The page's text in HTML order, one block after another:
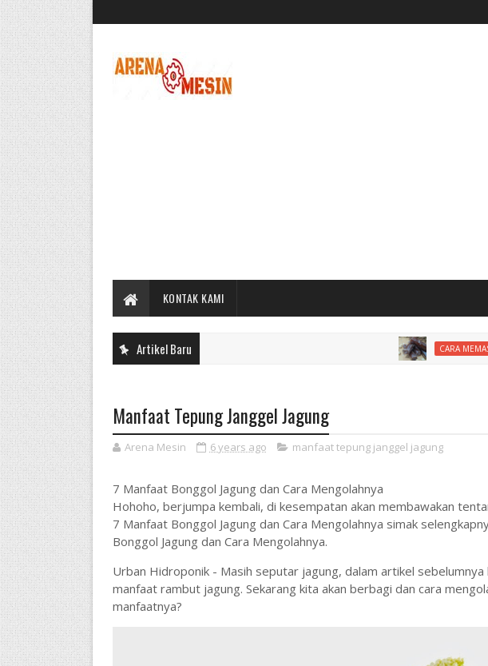
KONTAK KAMI
Artikel Baru CARA MEMASAK
Manfaat Tepung Janggel Jagung
Arena Mesin 6 years ago manfaat tepung janggel jagung
7 Manfaat Bonggol Jagung dan Cara Mengolahnya
Hohoho, berjumpa kembali, di kesempatan akan membawakan
7 Manfaat Bonggol Jagung dan Cara Mengolahnya simak
Bonggol Jagung dan Cara Mengolahnya.
Urban Hidroponik - Masih seputar jagung, dalam artikel
manfaat rambut jagung. Sekarang kita akan berbagi dan cara
manfaatnya?